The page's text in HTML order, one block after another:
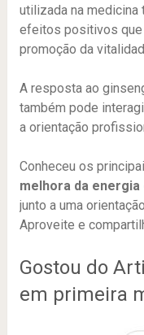
utilizada na medicina
efeitos positivos
promoção da
A resposta ao
também pode
a orientação
Conheceu os
melhora da energia
junto a uma
Aproveite e
Gostou do
em primeira